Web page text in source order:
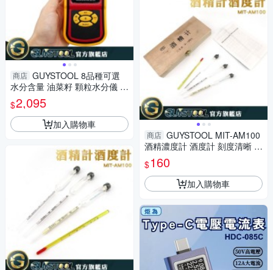
商店 GUYSTOOL 8品種可選
水分含量 油菜籽 顆粒水分儀 含
水度 水分儀 DMT530
$2,095
加入購物車
商店 GUYSTOOL MIT-AM100
酒精濃度計 酒度計 刻度清晰 酒
度表 酒精測試儀 工業 酒溫度計
$160
加入購物車